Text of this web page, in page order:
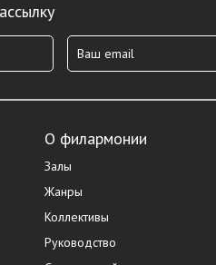
О филармонии
Залы
Жанры
Коллективы
Руководство